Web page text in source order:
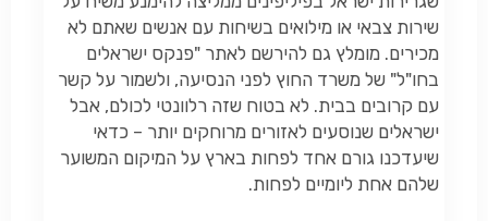
שירות צבאי או מילואים בשיחות עם אנשים שאתם לא
מכירים. מומלץ גם להירשם לאתר "פנקס ישראלים
בחו"ל" של משרד החוץ לפני הנסיעה, ולשמור על קשר
עם קרובים בבית. לא בטוח שזה רלוונטי לכולם, אבל
ישראלים שנוסעים לאזורים מרוחקים יותר – כדאי
שיעדכנו גורם אחד לפחות בארץ על המיקום המשוער
שלהם אחת ליומיים לפחות.